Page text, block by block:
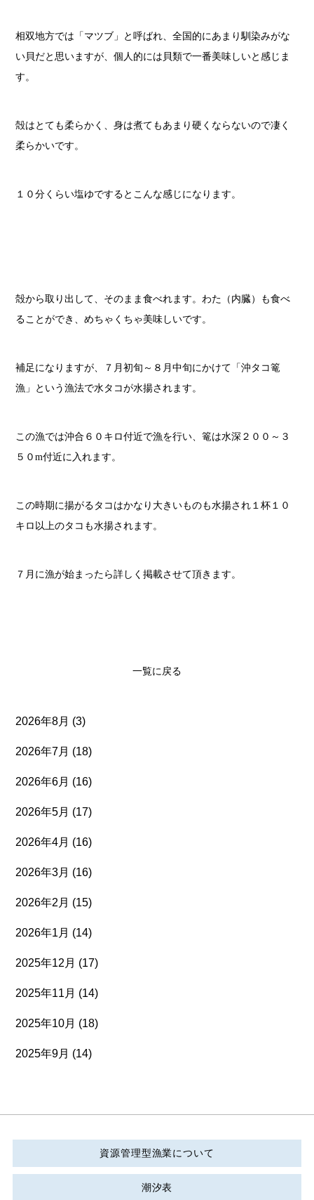
相双地方では「マツブ」と呼ばれ、全国的にあまり馴染みがな
い貝だと思いますが、個人的には貝類で一番美味しいと感じま
す。
殻はとても柔らかく、身は煮てもあまり硬くならないので凄く
柔らかいです。
１０分くらい塩ゆでするとこんな感じになります。
殻から取り出して、そのまま食べれます。わた（内臓）も食べ
ることができ、めちゃくちゃ美味しいです。
補足になりますが、７月初旬～８月中旬にかけて「沖タコ篭
漁」という漁法で水タコが水揚されます。
この漁では沖合６０キロ付近で漁を行い、篭は水深２００～３
５０m付近に入れます。
この時期に揚がるタコはかなり大きいものも水揚され１杯１０
キロ以上のタコも水揚されます。
７月に漁が始まったら詳しく掲載させて頂きます。
一覧に戻る
2026年8月 (3)
2026年7月 (18)
2026年6月 (16)
2026年5月 (17)
2026年4月 (16)
2026年3月 (16)
2026年2月 (15)
2026年1月 (14)
2025年12月 (17)
2025年11月 (14)
2025年10月 (18)
2025年9月 (14)
資源管理型漁業について
潮汐表